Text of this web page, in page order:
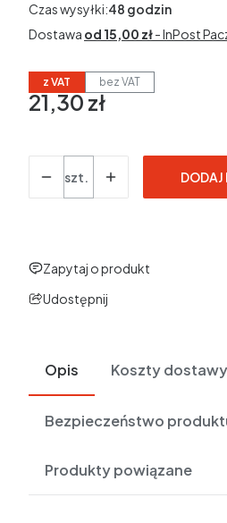
Czas wysyłki:48 godzin
Dostawa od 15,00 zł- InPost
z VAT bez VAT
Cena
21,30 zł
w tym 23% VAT
w tym
szt.
DODAJ
Zapytaj o produkt
Udostępnij
Opis Koszty dostawy
Bezpieczeństwo
Produkty powiązane